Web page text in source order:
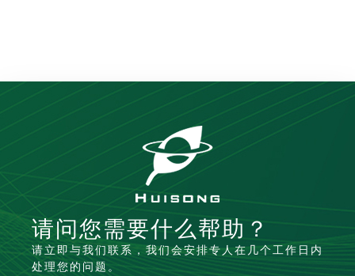
请问您需要什么帮助？
请立即与我们联系，我们会安排专人在几个工作日内
处理您的问题。